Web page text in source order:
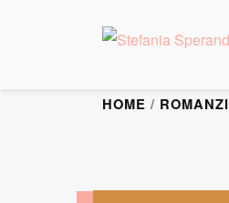
HOME / ROMANZI